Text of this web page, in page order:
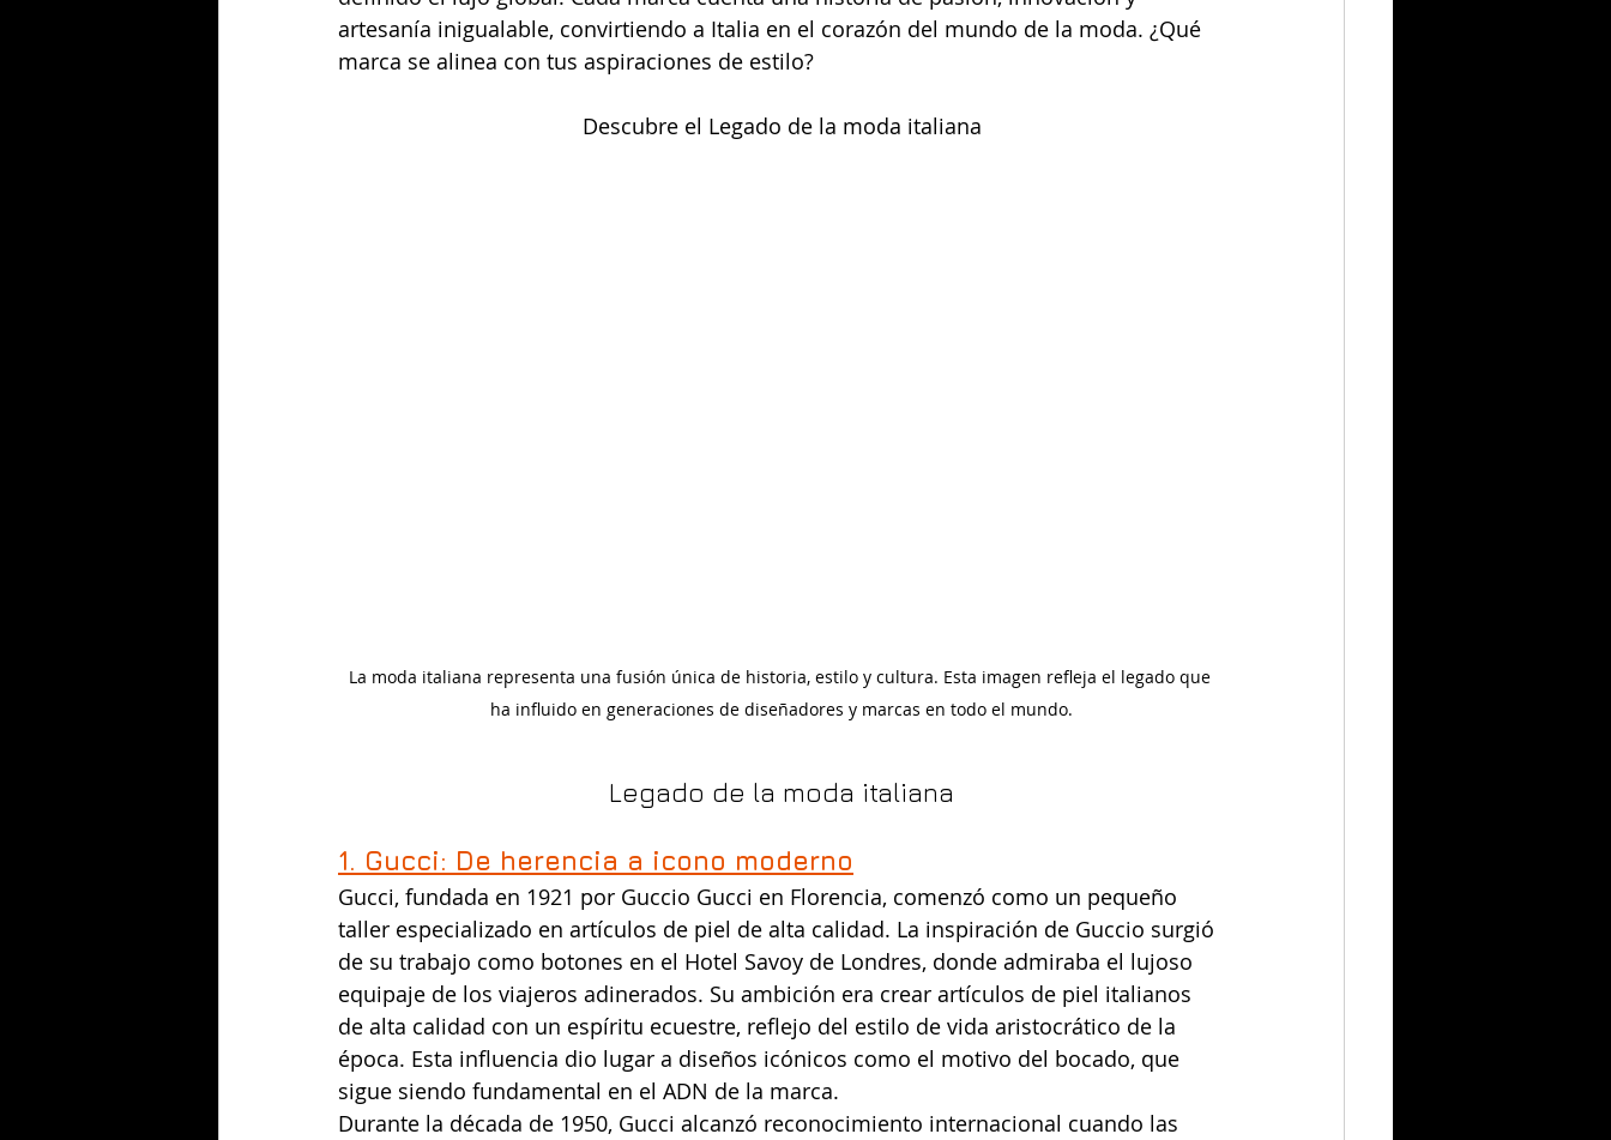
artesanía inigualable, convirtiendo a Italia en el corazón del mundo de la moda. ¿Qué
marca se alinea con tus aspiraciones de estilo?
Descubre el Legado de la moda italiana
La moda italiana representa una fusión única de historia, estilo y cultura. Esta imagen refleja el legado que
ha influido en generaciones de diseñadores y marcas en todo el mundo.
Legado de la moda italiana
1. Gucci: De herencia a icono moderno
Gucci, fundada en 1921 por Guccio Gucci en Florencia, comenzó como un pequeño
taller especializado en artículos de piel de alta calidad. La inspiración de Guccio surgió
de su trabajo como botones en el Hotel Savoy de Londres, donde admiraba el lujoso
equipaje de los viajeros adinerados. Su ambición era crear artículos de piel italianos
de alta calidad con un espíritu ecuestre, reflejo del estilo de vida aristocrático de la
época. Esta influencia dio lugar a diseños icónicos como el motivo del bocado, que
sigue siendo fundamental en el ADN de la marca.
Durante la década de 1950, Gucci alcanzó reconocimiento internacional cuando las